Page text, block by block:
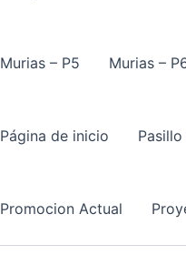
Murias – P5 Murias –
Página de inicio
Promocion Actual